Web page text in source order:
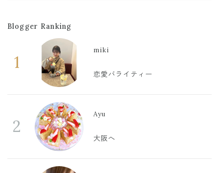
Blogger Ranking
1
miki
恋愛バライティー
2
Ayu
大阪へ